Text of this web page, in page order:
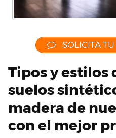
SOLICITA
Tipos y estilos
suelos
madera de
con el mejor